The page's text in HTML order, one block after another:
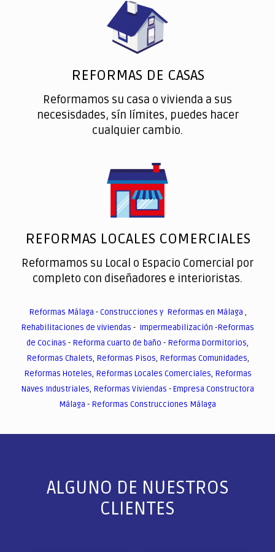
REFORMAS DE CASAS
Reformamos su casa o vivienda a sus
necesisdades, sín límites, puedes hacer
cualquier cambio.
REFORMAS LOCALES COMERCIALES
Reformamos su Local o Espacio Comercial por
completo con diseñadores e interioristas.
Reformas Málaga -Construcciones y Reformas en Málaga ,
Rehabilitaciones de viviendas - Impermeabilización -Reformas
de Cocinas - Reforma cuarto de baño - Reforma Dormitorios,
Reformas Chalets, Reformas Pisos, Reformas Comunidades,
Reformas Hoteles, Reformas Locales Comerciales, Reformas
Naves Industriales, Reformas Viviendas -Empresa Constructora
Málaga - Reformas Construcciones Málaga
ALGUNO DE NUESTROS
CLIENTES